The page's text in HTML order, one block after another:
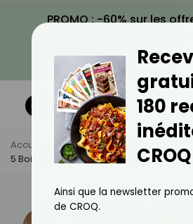
PROMO : -60% sur les
VOIR LA
Accueil Actus
Alimentation
5 Boissons Pour Faire Le Plein De
180
Ainsi que la newsletter
de CROQ.